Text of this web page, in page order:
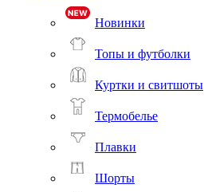
Новинки
Топы и футболки
Куртки и свитшоты
Термобелье
Плавки
Шорты